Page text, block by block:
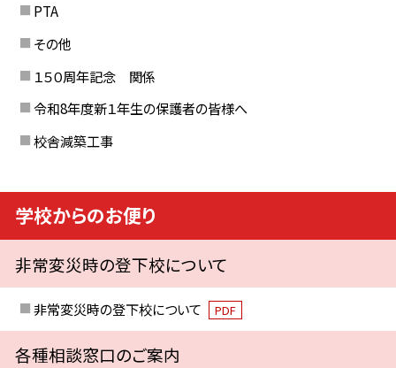
PTA
その他
１５０周年記念 関係
令和8年度新１年生の保護者の皆様へ
校舎減築工事
学校からのお便り
非常変災時の登下校について
非常変災時の登下校について PDF
各種相談窓口のご案内